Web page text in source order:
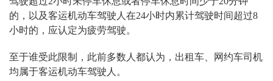
的，以及客运机动车驾驶人在24小时内累计驾驶时间超过8
小时的，应认定为疲劳驾驶。
至于谁受此限制，此前多数人都认为，出租车、网约车司机
均属于客运机动车驾驶人。